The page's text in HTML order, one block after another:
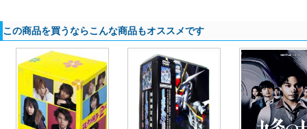
この商品を買うならこんな商品もオススメです